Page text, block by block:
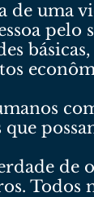
uma
pelo
que
de
Todos